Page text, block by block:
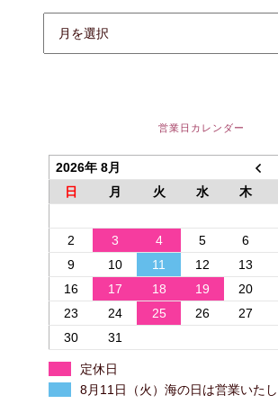
営業日カレンダー
2026年 8月
日
月 火 水 木
2
3 4 5 6
9
10 11 12 13
16
17 18 19 20
23
24 25 26 27
30
31
定休日
8月11日（火）海の日は営業いたし